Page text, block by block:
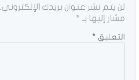
لن يتم نشر عنوان بريدك الإلكتروني.
مشار إليها بـ *
التعليق *